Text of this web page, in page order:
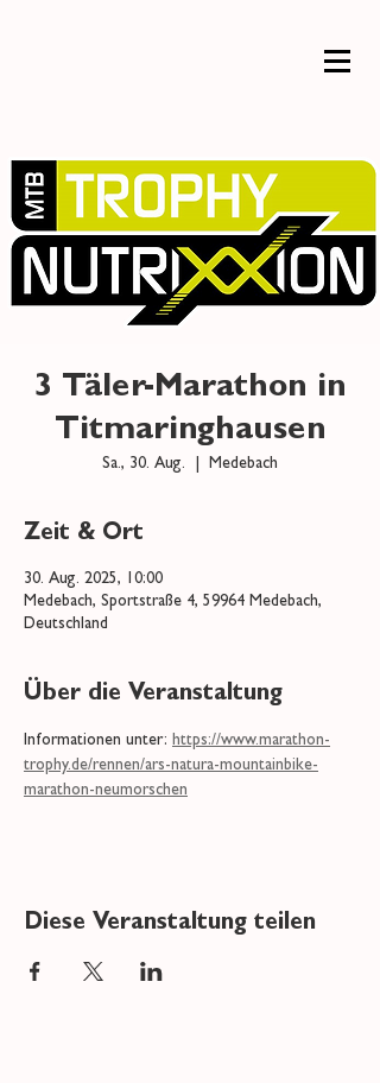
3 Täler-Marathon in
Titmaringhausen
Sa., 30. Aug. Medebach
Zeit & Ort
30. Aug. 2025, 10:00
Medebach, Sportstraße 4, 59964 Medebach,
Deutschland
Über die Veranstaltung
Informationen unter: https://www.marathon-
trophy.de/rennen/ars-natura-mountainbike-
marathon-neumorschen
Diese Veranstaltung teilen